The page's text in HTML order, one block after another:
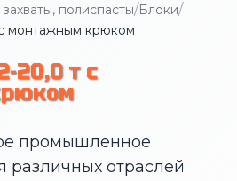
полиспасты/Блоки/
монтажным крюком
20,0 т с
промышленное
различных отраслей